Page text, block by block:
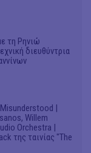
τη Ρηνιώ
διευθύντρια
|
Willem
Orchestra |
της ταινίας "The